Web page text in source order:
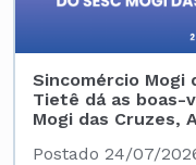
Sincomércio Mogi
Tietê dá as boas-
Mogi das Cruzes,
Postado 24/07/